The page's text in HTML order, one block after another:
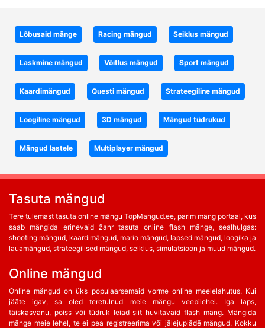
Lõbusaid mänge Racing mängud Seiklus mängud
Laskmine mängud Võitlus mängud Sport mängud
Kaardimängud Questi mängud Strateegiline mängud
Loogiline mängud 3D mängud Mängud tüdrukud
Mängud lastele Multiplayer mängud
Tasuta mängud
Tere tulemast tasuta online mängu TopMangud.ee, parim mäng portaal, kus
saab mängida erinevaid žanr tasuta online flash mänge, sealhulgas:
shooting mängud, kaardimängud, mario mängud, lapsed mängud, loogika ja
lauamängud, strateegilised mängud, seiklus, simulatsioon ja muud mängud.
Online mängud
Online mängud on üks populaarsemaid vorme online meelelahutus. Kui
jääte igav, sa oled teretulnud meie mängu veebilehel. Iga laps,
täiskasvanu, poiss või tüdruk leiad siit huvitavaid flash mäng. Mängida
mänge meie lehel, te ei pea registreerima või jālejuplādē mängud. Kokku